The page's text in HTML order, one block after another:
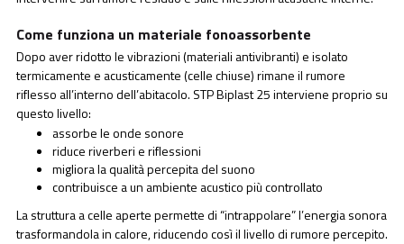
Come funziona un materiale fonoassorbente
Dopo aver ridotto le vibrazioni (materiali antivibranti) e isolato
termicamente e acusticamente (celle chiuse) rimane il rumore
riflesso all’interno dell’abitacolo. STP Biplast 25 interviene proprio su
questo livello:
assorbe le onde sonore
riduce riverberi e riflessioni
migliora la qualità percepita del suono
contribuisce a un ambiente acustico più controllato
La struttura a celle aperte permette di “intrappolare” l’energia sonora
trasformandola in calore, riducendo così il livello di rumore percepito.